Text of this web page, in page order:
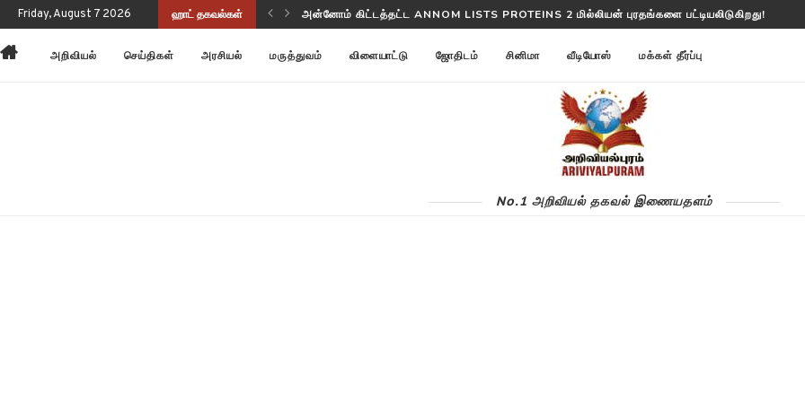
Friday, August 7 2026 ஹாட் தகவல்கள்
வடிவத்தில் இருந்திருக்கிறது! அன்னோம் கிட்டத்தட்ட ANNOM LISTS PROTEINS 2 மில்லியன் புரதங்களை பட்டியலிடுகிறது!
அறிவியல் செய்திகள் அரசியல் மருத்துவம் விளையாட்டு ஜோதிடம் சினிமா வீடியோஸ் மக்கள் தீர்ப்பு
No.1 அறிவியல் தகவல் இணையதளம்